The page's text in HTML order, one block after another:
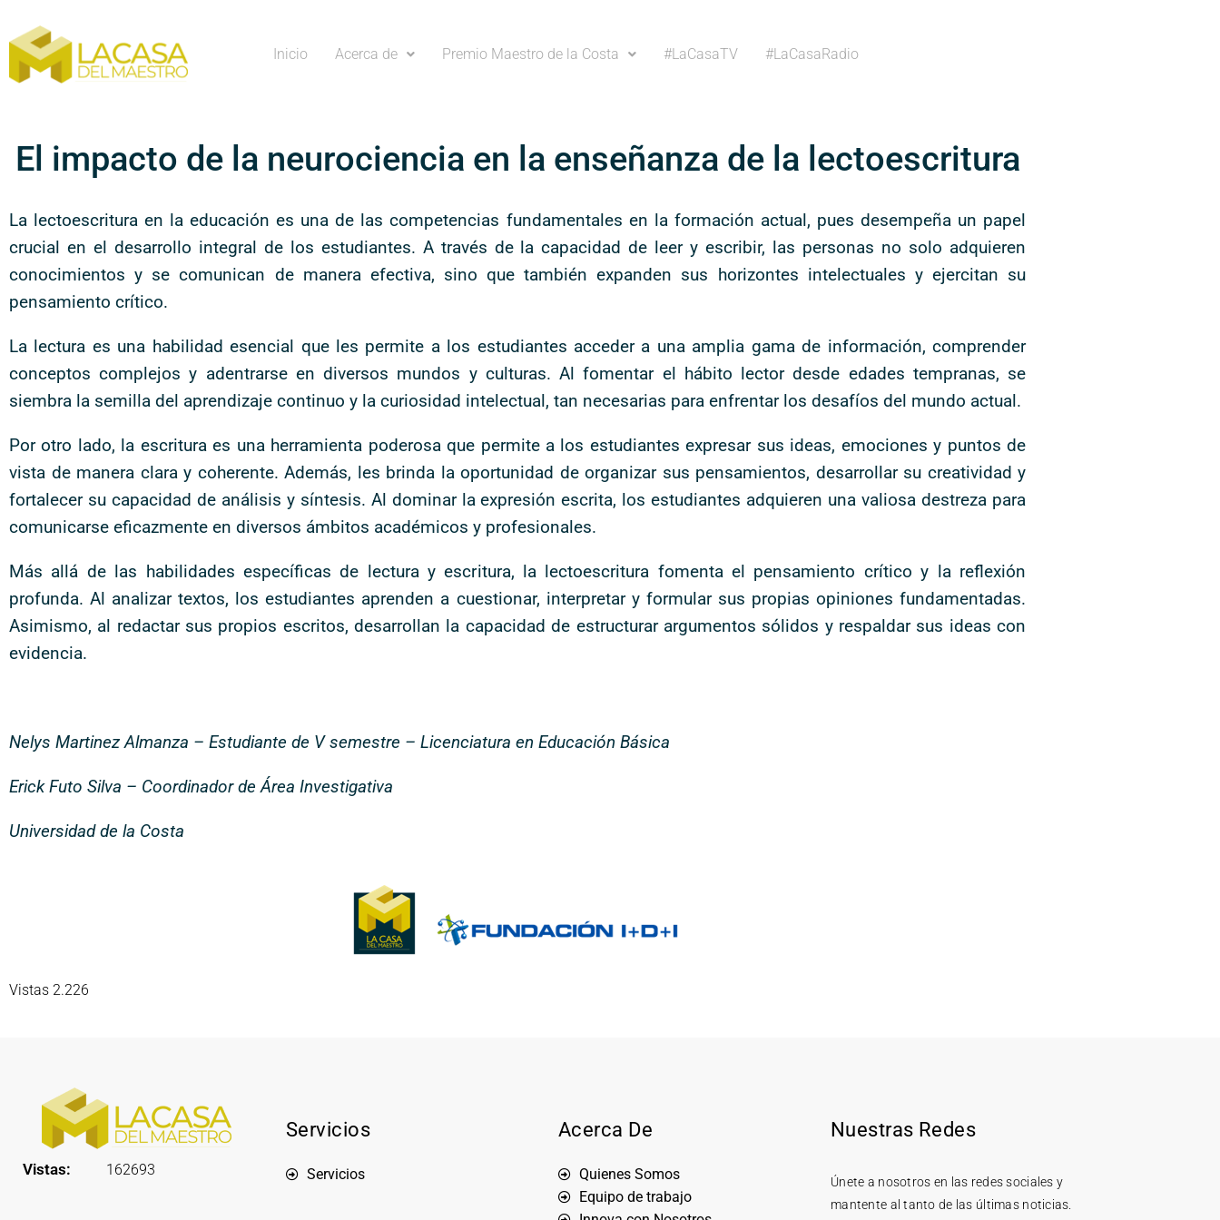
Inicio Acerca de Premio Maestro de la Costa #LaCasaTV #LaCasaRadio
El impacto de la neurociencia en la enseñanza de la lectoescritura
La lectoescritura en la educación es una de las competencias fundamentales en la formación actual, pues desempeña un papel
crucial en el desarrollo integral de los estudiantes. A través de la capacidad de leer y escribir, las personas no solo adquieren
conocimientos y se comunican de manera efectiva, sino que también expanden sus horizontes intelectuales y ejercitan su
pensamiento crítico.
La lectura es una habilidad esencial que les permite a los estudiantes acceder a una amplia gama de información, comprender
conceptos complejos y adentrarse en diversos mundos y culturas. Al fomentar el hábito lector desde edades tempranas, se
siembra la semilla del aprendizaje continuo y la curiosidad intelectual, tan necesarias para enfrentar los desafíos del mundo actual.
Por otro lado, la escritura es una herramienta poderosa que permite a los estudiantes expresar sus ideas, emociones y puntos de
vista de manera clara y coherente. Además, les brinda la oportunidad de organizar sus pensamientos, desarrollar su creatividad y
fortalecer su capacidad de análisis y síntesis. Al dominar la expresión escrita, los estudiantes adquieren una valiosa destreza para
comunicarse eficazmente en diversos ámbitos académicos y profesionales.
Más allá de las habilidades específicas de lectura y escritura, la lectoescritura fomenta el pensamiento crítico y la reflexión
profunda. Al analizar textos, los estudiantes aprenden a cuestionar, interpretar y formular sus propias opiniones fundamentadas.
Asimismo, al redactar sus propios escritos, desarrollan la capacidad de estructurar argumentos sólidos y respaldar sus ideas con
evidencia.
Nelys Martinez Almanza – Estudiante de V semestre – Licenciatura en Educación Básica
Erick Futo Silva – Coordinador de Área Investigativa
Universidad de la Costa
Vistas 2.226
Vistas: 162693
Servicios
Servicios
Acerca De
Quienes Somos
Equipo de trabajo
Nuestras Redes
Únete a nosotros en las redes sociales y
mantente al tanto de las últimas noticias.